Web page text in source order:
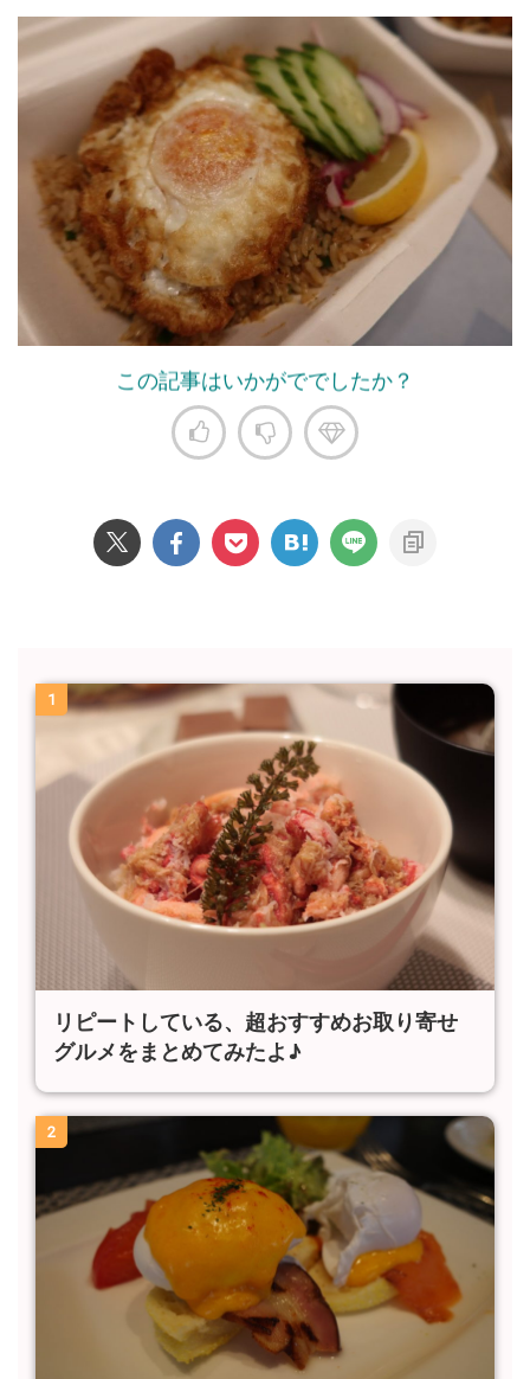
この記事はいかがででしたか？
1
リピートしている、超おすすめお取り寄せ
グルメをまとめてみたよ♪
2